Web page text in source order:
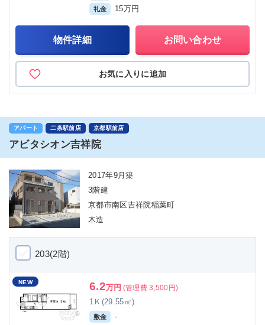
礼金 15万円
物件詳細 お問い合わせ
お気に入りに追加
アパート 二条駅前店 京都駅前店
アビタシオン吉祥院
2017年9月築
3階建
京都市南区吉祥院稲葉町
木造
203(2階)
NEW 6.2万円 (管理費 3,500円)
1Ｋ(29.55㎡)
敷金 -